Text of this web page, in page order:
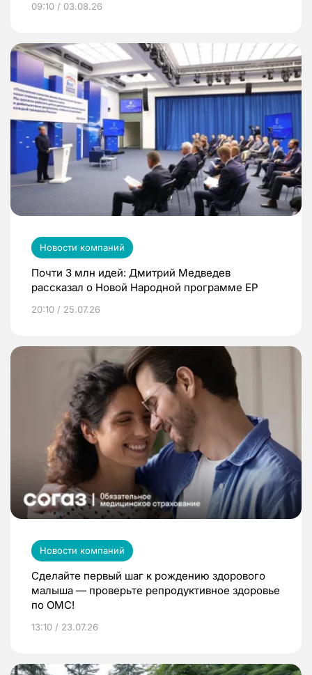
09:10 / 03.08.26
Новости компаний
Почти 3 млн идей: Дмитрий Медведев
рассказал о Новой Народной программе ЕР
20:10 / 25.07.26
Новости компаний
Сделайте первый шаг к рождению здорового
малыша — проверьте репродуктивное здоровье
по ОМС!
13:10 / 23.07.26